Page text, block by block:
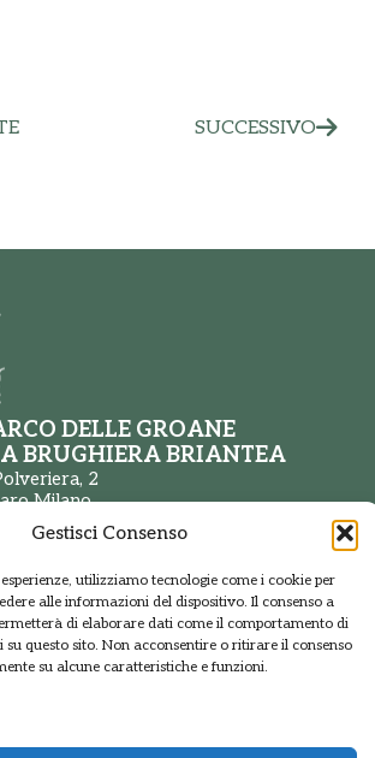
Gestisci Consenso
utilizziamo tecnologie come i cookie per
alle informazioni del dispositivo. Il consenso a
di elaborare dati come il comportamento di
su questo sito. Non acconsentire o ritirare il consenso
su alcune caratteristiche e funzioni.
SUCCESSIVO
DELLE GROANE
BRUGHIERA BRIANTEA
2
Milano
9698141
Regione Lombardia